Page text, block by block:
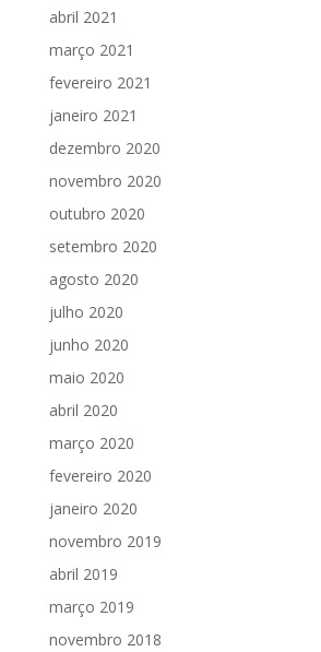
abril 2021
março 2021
fevereiro 2021
janeiro 2021
dezembro 2020
novembro 2020
outubro 2020
setembro 2020
agosto 2020
julho 2020
junho 2020
maio 2020
abril 2020
março 2020
fevereiro 2020
janeiro 2020
novembro 2019
abril 2019
março 2019
novembro 2018